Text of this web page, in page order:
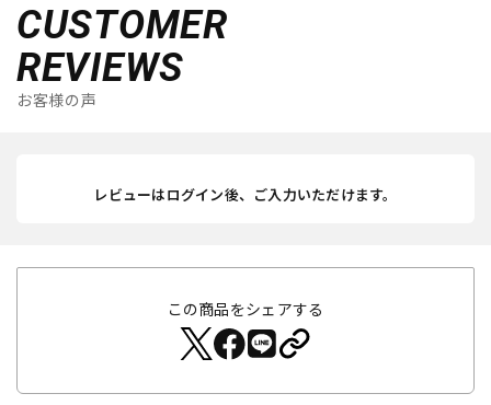
CUSTOMER
REVIEWS
お客様の声
レビューはログイン後、ご入力いただけます。
この商品をシェアする